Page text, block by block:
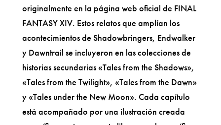
originalmente en la página web oficial de FINAL
FANTASY XIV. Estos relatos que amplían los
acontecimientos de Shadowbringers, Endwalker
y Dawntrail se incluyeron en las colecciones de
historias secundarias «Tales from the Shadows»,
«Tales from the Twilight», «Tales from the Dawn»
y «Tales under the New Moon». Cada capítulo
está acompañado por una ilustración creada